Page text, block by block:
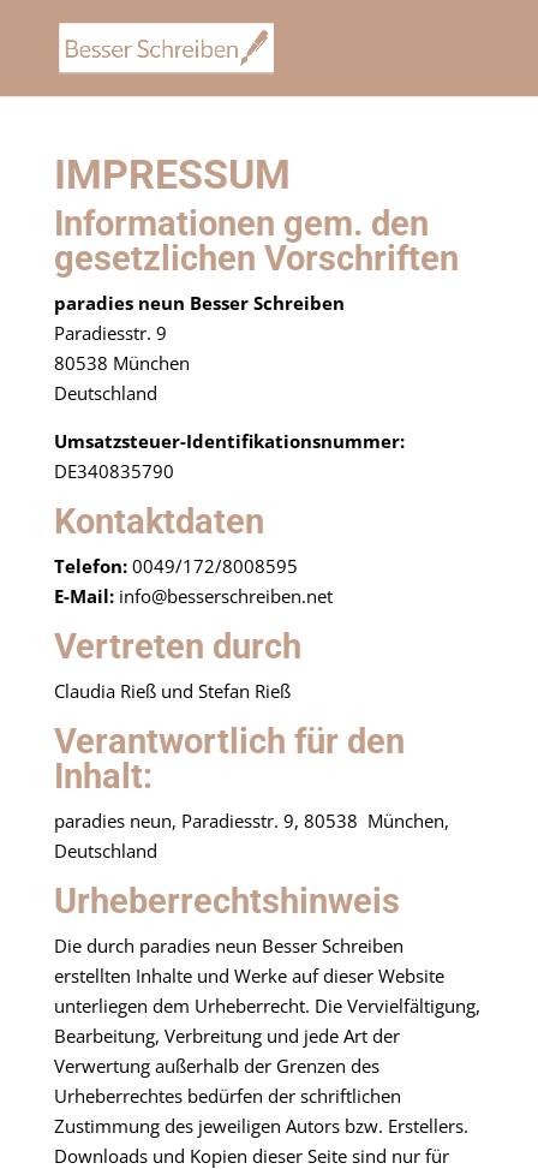
IMPRESSUM
Informationen gem. den
gesetzlichen Vorschriften
paradies neun Besser Schreiben
Paradiesstr. 9
80538 München
Deutschland
Umsatzsteuer-Identifikationsnummer:
DE340835790
Kontaktdaten
Telefon:0049/172/8008595
E-Mail:info@besserschreiben.net
Vertreten durch
Claudia Rieß und Stefan Rieß
Verantwortlich für den
Inhalt:
paradies neun, Paradiesstr. 9, 80538 München,
Deutschland
Urheberrechtshinweis
Die durch paradies neun Besser Schreiben
erstellten Inhalte und Werke auf dieser Website
unterliegen dem Urheberrecht. Die Vervielfältigung,
Bearbeitung, Verbreitung und jede Art der
Verwertung außerhalb der Grenzen des
Urheberrechtes bedürfen der schriftlichen
Zustimmung des jeweiligen Autors bzw. Erstellers.
Downloads und Kopien dieser Seite sind nur für